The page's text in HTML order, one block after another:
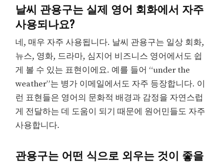
날씨 관용구는 실제 영어 회화에서 자주
사용되나요?
네, 매우 자주 사용됩니다. 날씨 관용구는 일상 회화,
뉴스, 영화, 드라마, 심지어 비즈니스 영어에서도 쉽
게 볼 수 있는 표현이에요. 예를 들어 “under the
weather”는 병가 이메일에서도 자주 등장합니다. 이
런 표현들은 영어의 문화적 배경과 감정을 자연스럽
게 전달하는 데 도움이 되기 때문에 원어민들도 자주
사용합니다.
관용구는 어떤 식으로 외우는 것이 좋을